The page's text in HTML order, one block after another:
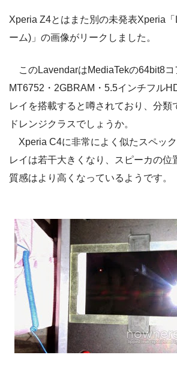
Xperia Z4とはまた別の未発表Xperia
ーム)」の画像がリークしました。
このLavendarはMediaTekの64bit8コ
MT6752・2GBRAM・5.5インチフル
レイを搭載すると噂されており、分類
ドレンジクラスでしょうか。
Xperia C4に非常によく似たスペッ
レイは若干大きくなり、スピーカの位
質感はより高くなっているようです。